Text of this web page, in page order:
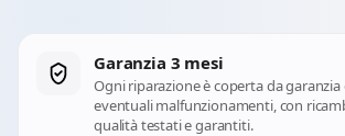
Garanzia 3 mesi
Ogni riparazione è coperta da
eventuali malfunzionamenti, con
qualità testati e garantiti.